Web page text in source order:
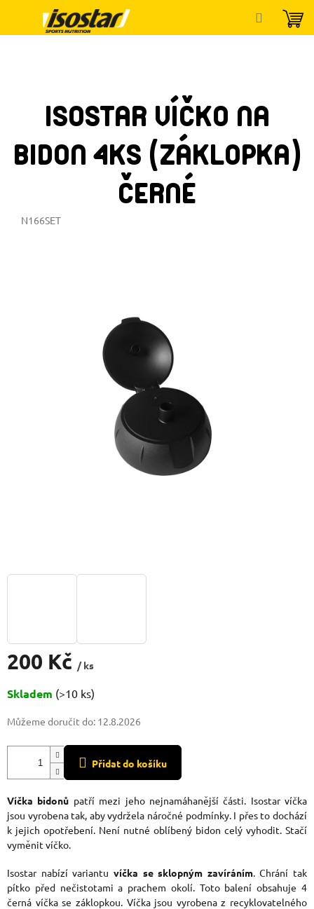
obsah
ISOSTAR VÍČKO NA
BIDON 4KS (ZÁKLOPKA)
ČERNÉ
N166SET
200 Kč / ks
cena:
Skladem (>10 ks)
Můžeme doručit do: 12.8.2026
Přidat do košíku
Víčka bidonů patří mezi jeho nejnamáhanější části. Isostar víčka
jsou vyrobena tak, aby vydržela náročné podmínky. I přes to dochází
k jejich opotřebení. Není nutné oblíbený bidon celý vyhodit. Stačí
vyměnit víčko.
Isostar nabízí variantu víčka se sklopným zavíráním. Chrání tak
pítko před nečistotami a prachem okolí. Toto balení obsahuje 4
černá víčka se záklopkou. Víčka jsou vyrobena z recyklovatelného